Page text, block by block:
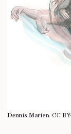
Dennis Marien. CC